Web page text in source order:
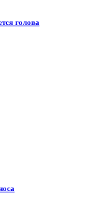
голова